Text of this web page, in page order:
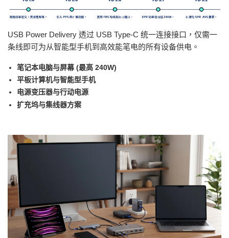
USB Power Delivery 透过 USB Type-C 统一连接接口，仅需一
条线即可为从智能型手机到高效能笔电的所有设备供电。
笔记本电脑与屏幕 (最高 240W)
平板计算机与智能型手机
电源变压器与行动电源
扩充坞与集线器方案